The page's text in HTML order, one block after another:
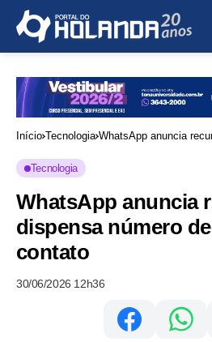
Início Tecnologia WhatsApp anuncia
Tecnologia
WhatsApp anuncia
dispensa número
contato
30/06/2026 12h36